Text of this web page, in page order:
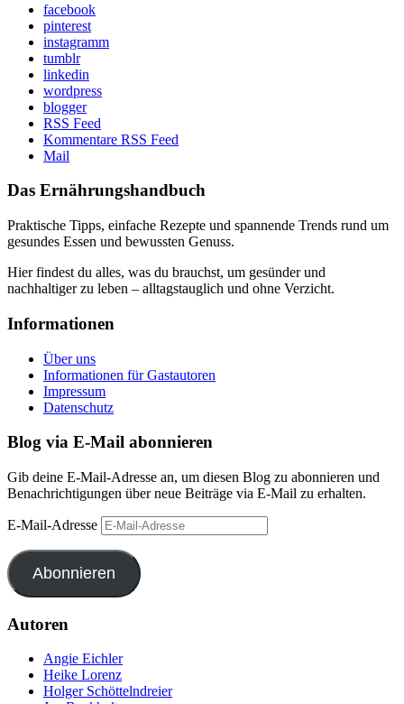
facebook
pinterest
instagramm
tumblr
linkedin
wordpress
blogger
RSS Feed
Kommentare RSS Feed
Mail
Das Ernährungshandbuch
Praktische Tipps, einfache Rezepte und spannende Trends rund um
gesundes Essen und bewussten Genuss.
Hier findest du alles, was du brauchst, um gesünder und
nachhaltiger zu leben – alltagstauglich und ohne Verzicht.
Informationen
Über uns
Informationen für Gastautoren
Impressum
Datenschutz
Blog via E-Mail abonnieren
Gib deine E-Mail-Adresse an, um diesen Blog zu abonnieren und
Benachrichtigungen über neue Beiträge via E-Mail zu erhalten.
E-Mail-Adresse
Abonnieren
Autoren
Angie Eichler
Heike Lorenz
Holger Schöttelndreier